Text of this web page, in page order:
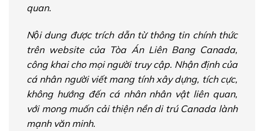
quan.
Nội dung được trích dẫn từ thông tin chính thức
trên website của Tòa Án Liên Bang Canada,
công khai cho mọi người truy cập. Nhận định của
cá nhân người viết mang tính xây dựng, tích cực,
không hướng đến cá nhân nhân vật liên quan,
với mong muốn cải thiện nền di trú Canada lành
mạnh văn minh.